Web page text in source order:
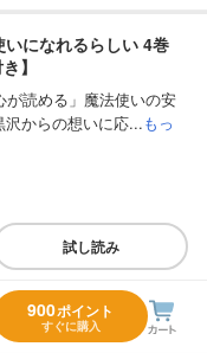
になれるらしい 4巻
】
読める」魔法使いの安
からの想いに応...もっ
試し読み
900ポイント
すぐに購入